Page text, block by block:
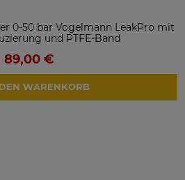
0-50 bar Vogelmann LeakPro mit
und PTFE-Band
89,00 €
WARENKORB